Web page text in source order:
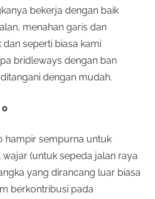
bekerja dengan baik
menahan garis dan
seperti biasa kami
bridleways dengan ban
dengan mudah.
hampir sempurna untuk
(untuk sepeda jalan raya
yang dirancang luar biasa
berkontribusi pada